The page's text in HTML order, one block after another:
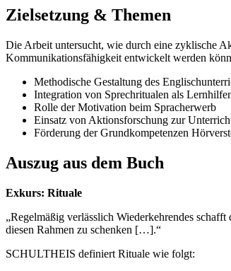
Zielsetzung & Themen
Die Arbeit untersucht, wie durch eine zyklische
Kommunikationsfähigkeit entwickelt werden
Methodische Gestaltung des
Integration von Sprechritualen als
Rolle der Motivation beim Spracherwerb
Einsatz von Aktionsforschung zur
Förderung der Grundkompetenzen
Auszug aus dem Buch
Exkurs: Rituale
„Regelmäßig verlässlich Wiederkehrendes
diesen Rahmen zu schenken […].“
SCHULTHEIS definiert Rituale wie folgt: